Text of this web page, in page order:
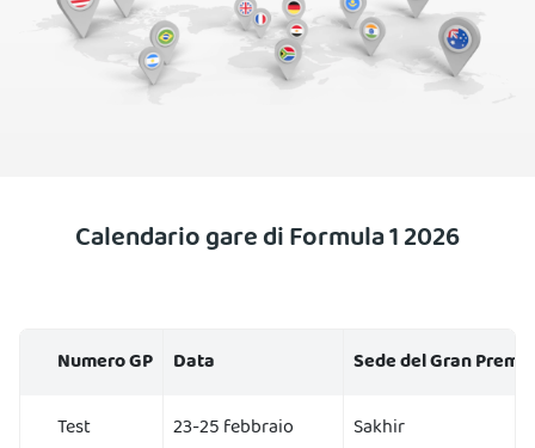
Calendario gare di Formula 1 2026
Numero GP Data
Sede del Gran Premio
Test
23-25 febbraio
Sakhir